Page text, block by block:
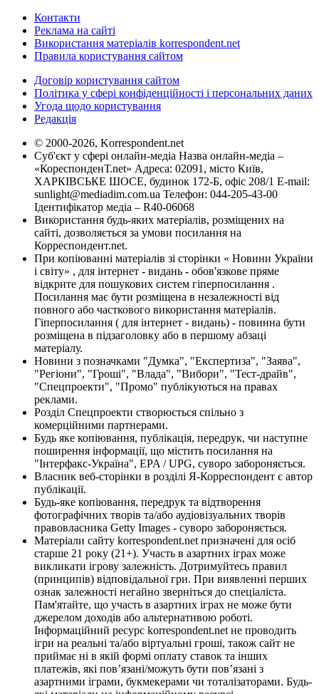
Контакти
Реклама на сайті
Використання матеріалів korrespondent.net
Правила користування сайтом
Договір користування сайтом
Політика у сфері конфіденційності і персональних даних
Угода щодо користування
Редакція
© 2000-2026, Korrespondent.net
Суб'єкт у сфері онлайн-медіа Назва онлайн-медіа –
«КореспонденТ.net» Адреса: 02091, місто Київ,
ХАРКІВСЬКЕ ШОСЕ, будинок 172-Б, офіс 208/1 E-mail:
sunlight@mediadim.com.ua Телефон: 044-205-43-00
Ідентифікатор медіа – R40-06068
Використання будь-яких матеріалів, розміщених на
сайті, дозволяється за умови посилання на
Корреспондент.net.
При копіюванні матеріалів зі сторінки « Новини України
і світу» , для інтернет - видань - обов'язкове пряме
відкрите для пошукових систем гіперпосилання .
Посилання має бути розміщена в незалежності від
повного або часткового використання матеріалів.
Гіперпосилання ( для інтернет - видань) - повинна бути
розміщена в підзаголовку або в першому абзаці
матеріалу.
Новини з позначками "Думка", "Експертиза", "Заява",
"Регіони", "Гроші", "Влада", "Вибори", "Тест-драйв",
"Спецпроекти", "Промо" публікуються на правах
реклами.
Розділ Спецпроекти створюється спільно з
комерційними партнерами.
Будь яке копіювання, публікація, передрук, чи наступне
поширення інформації, що містить посилання на
"Інтерфакс-Україна", EPA / UPG, суворо забороняється.
Власник веб-сторінки в розділі Я-Корреспондент є автор
публікації.
Будь-яке копіювання, передрук та відтворення
фотографічних творів та/або аудіовізуальних творів
правовласника Getty Images - суворо забороняється.
Матеріали сайту korrespondent.net призначені для осіб
старше 21 року (21+). Участь в азартних іграх може
викликати ігрову залежність. Дотримуйтесь правил
(принципів) відповідальної гри. При виявленні перших
ознак залежності негайно зверніться до спеціаліста.
Пам'ятайте, що участь в азартних іграх не може бути
джерелом доходів або альтернативою роботі.
Інформаційний ресурс korrespondent.net не проводить
ігри на реальні та/або віртуальні гроші, також сайт не
приймає ні в якій формі оплату ставок та інших
платежів, які пов’язані/можуть бути пов’язані з
азартними іграми, букмекерами чи тоталізаторами. Будь-